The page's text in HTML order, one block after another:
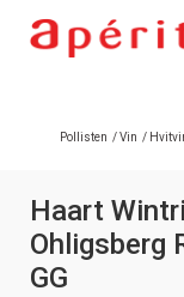
Pollisten /Vin /
Haart
Ohligsberg
GG